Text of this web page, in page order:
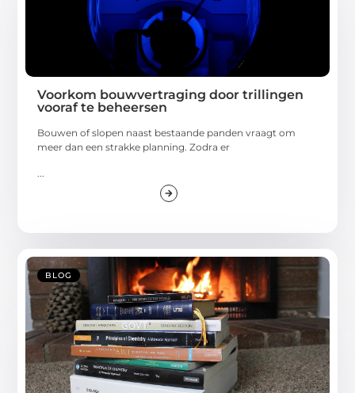
Voorkom bouwvertraging door trillingen
vooraf te beheersen
Bouwen of slopen naast bestaande panden vraagt om
meer dan een strakke planning. Zodra er
BLOG